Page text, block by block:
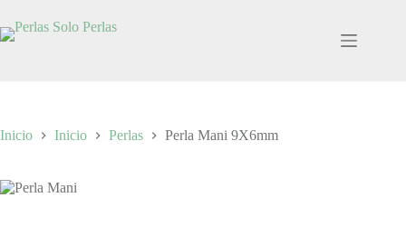
contenido
Inicio Inicio Perlas Perla Mani 9X6mm